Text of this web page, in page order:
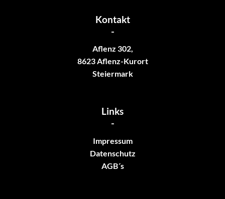
Kontakt
-
Aflenz 302,
8623 Aflenz-Kurort
Steiermark
Links
-
Impressum
Datenschutz
AGB´s